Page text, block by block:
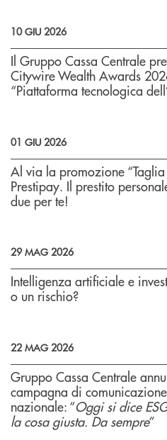
10 GIU 2026
Il Gruppo Cassa Centrale
Citywire Wealth Awards
“Piattaforma tecnologica
01 GIU 2026
Al via la promozione
Prestipay. Il prestito
due per te!
29 MAG 2026
Intelligenza artificiale e
o un rischio?
22 MAG 2026
Gruppo Cassa Centrale
campagna di comunicazione
nazionale: “Oggi si dice
la cosa giusta. Da sempre”